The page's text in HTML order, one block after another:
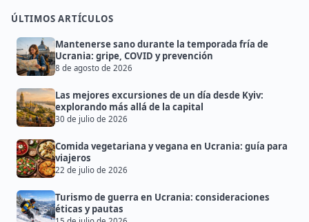
ÚLTIMOS ARTÍCULOS
Mantenerse sano durante la temporada fría de
Ucrania: gripe, COVID y prevención
8 de agosto de 2026
Las mejores excursiones de un día desde Kyiv:
explorando más allá de la capital
30 de julio de 2026
Comida vegetariana y vegana en Ucrania: guía para
viajeros
22 de julio de 2026
Turismo de guerra en Ucrania: consideraciones
éticas y pautas